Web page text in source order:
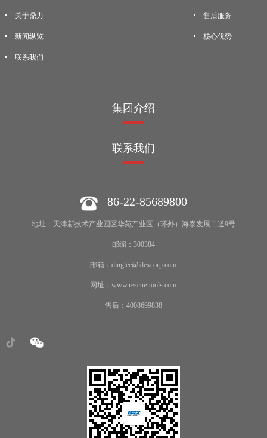
关于鼎力
新闻纵览
联系我们
售后服务
核心优势
集团介绍
联系我们
86-22-85689800
地址：天津新技术产业园区华苑产业区（环外）海泰发展二道9号
邮编：300384
邮箱：dinglee@idexcorp.com
网址：www.rescue-tools.com
售后：4008699838